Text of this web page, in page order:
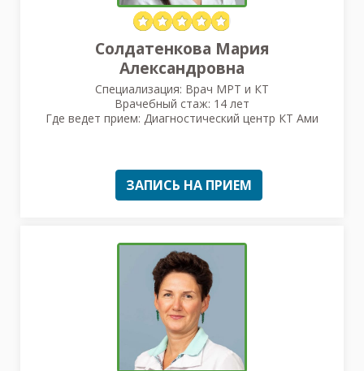
Солдатенкова Мария
Александровна
Специализация: Врач МРТ и КТ
Врачебный стаж: 14 лет
Где ведет прием: Диагностический центр КТ Ами
ЗАПИСЬ НА ПРИЕМ